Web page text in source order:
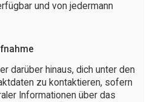
und von jedermann
darüber hinaus, dich unter den
zu kontaktieren, sofern
Informationen über das